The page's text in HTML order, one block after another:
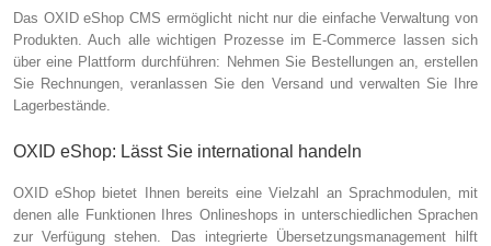
Das OXID eShop CMS ermöglicht nicht nur die einfache Verwaltung von
Produkten. Auch alle wichtigen Prozesse im E-Commerce lassen sich
über eine Plattform durchführen: Nehmen Sie Bestellungen an, erstellen
Sie Rechnungen, veranlassen Sie den Versand und verwalten Sie Ihre
Lagerbestände.
OXID eShop: Lässt Sie international handeln
OXID eShop bietet Ihnen bereits eine Vielzahl an Sprachmodulen, mit
denen alle Funktionen Ihres Onlineshops in unterschiedlichen Sprachen
zur Verfügung stehen. Das integrierte Übersetzungsmanagement hilft